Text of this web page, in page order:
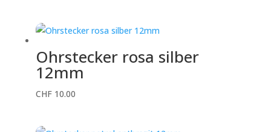
Ohrstecker rosa silber
12mm
CHF10.00